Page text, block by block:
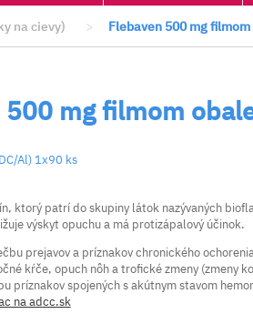
na cievy) > Flebaven 500 mg
500 mg filmom
Al) 1x90 ks
ktorý patrí do skupiny látok nazývaných
výskyt opuchu a má protizápalový účinok.
prejavov a príznakov chronického
kŕče, opuch nôh a trofické zmeny (zmeny
príznakov spojených s akútnym stavom
na adcc.sk